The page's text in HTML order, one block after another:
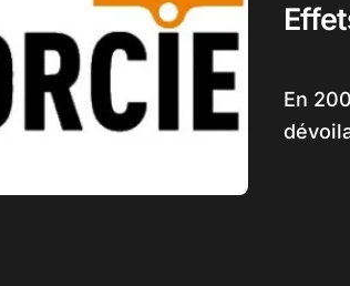
En 2002, un documentaire a vu le jour,